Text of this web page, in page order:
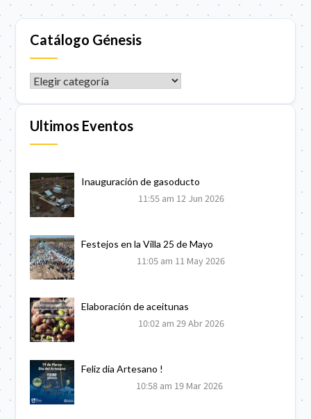
Catálogo Génesis
CATÁLOGO GÉNESIS
Ultimos Eventos
Inauguración de gasoducto
11:55 am 12 Jun 2026
Festejos en la Villa 25 de Mayo
11:05 am 11 May 2026
Elaboración de aceitunas
10:02 am 29 Abr 2026
Feliz dia Artesano !
10:58 am 19 Mar 2026